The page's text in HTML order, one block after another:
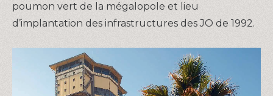
poumon vert de la mégalopole et lieu
d’implantation des infrastructures des JO de 1992.